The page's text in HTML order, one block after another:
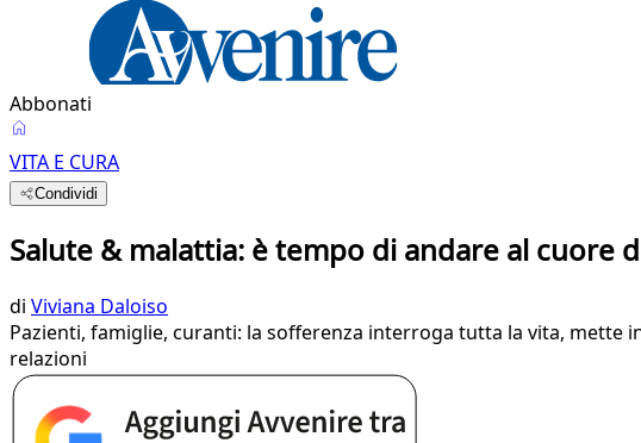
Abbonati
VITA E CURA
Condividi
Salute & malattia: è tempo di andare al cuore
di Viviana Daloiso
Pazienti, famiglie, curanti: la sofferenza interroga tutta la vita, mette
relazioni